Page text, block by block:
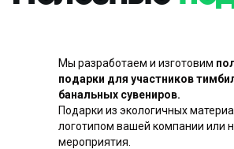
Мы разработаем и изготовим
подарки для участников
банальных сувениров.
Подарки из экологичных
логотипом вашей компании или
мероприятия.
Посмотрите видео с проектов,
чтобы лучше почувствовать